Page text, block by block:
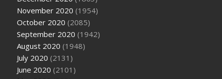
November 2020 (1954)
October 2020 (2085)
September 2020 (1942)
August 2020 (1948)
July 2020 (2131)
June 2020 (2101)